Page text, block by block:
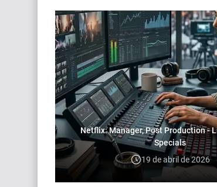
Netflix: Manager, Post Production -
Specials
19 de abril de 2026